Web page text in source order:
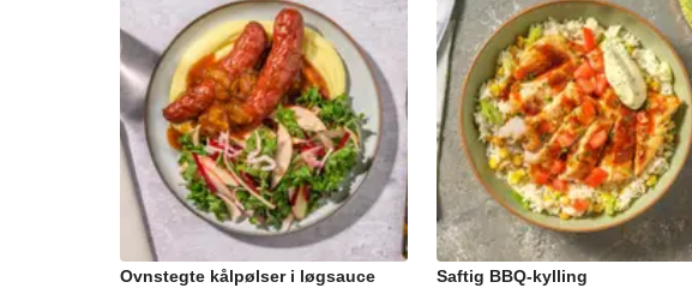
Ovnstegte kålpølser i løgsauce
Saftig BBQ-kylling